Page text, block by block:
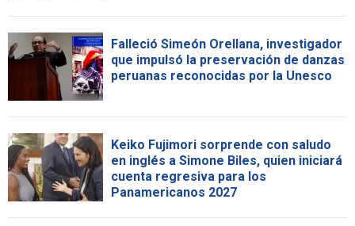
Falleció Simeón Orellana, investigador
que impulsó la preservación de danzas
peruanas reconocidas por la Unesco
Keiko Fujimori sorprende con saludo
en inglés a Simone Biles, quien iniciará
cuenta regresiva para los
Panamericanos 2027